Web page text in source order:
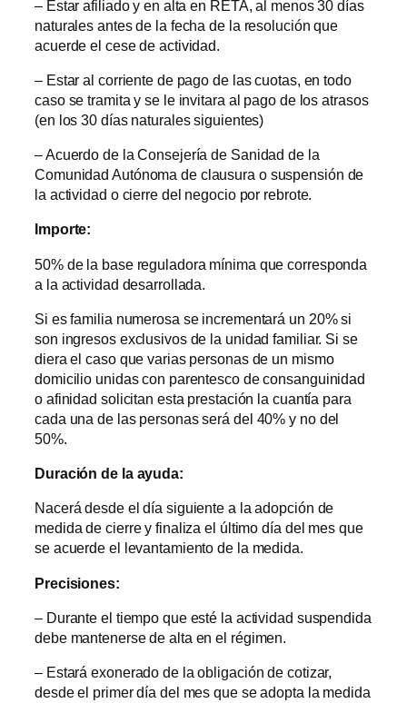
– Estar afiliado y en alta en RETA, al menos 30 días
naturales antes de la fecha de la resolución que
acuerde el cese de actividad.
– Estar al corriente de pago de las cuotas, en todo
caso se tramita y se le invitara al pago de los atrasos
(en los 30 días naturales siguientes)
– Acuerdo de la Consejería de Sanidad de la
Comunidad Autónoma de clausura o suspensión de
la actividad o cierre del negocio por rebrote.
Importe:
50% de la base reguladora mínima que corresponda
a la actividad desarrollada.
Si es familia numerosa se incrementará un 20% si
son ingresos exclusivos de la unidad familiar. Si se
diera el caso que varias personas de un mismo
domicilio unidas con parentesco de consanguinidad
o afinidad solicitan esta prestación la cuantía para
cada una de las personas será del 40% y no del
50%.
Duración de la ayuda:
Nacerá desde el día siguiente a la adopción de
medida de cierre y finaliza el último día del mes que
se acuerde el levantamiento de la medida.
Precisiones:
– Durante el tiempo que esté la actividad suspendida
debe mantenerse de alta en el régimen.
– Estará exonerado de la obligación de cotizar,
desde el primer día del mes que se adopta la medida